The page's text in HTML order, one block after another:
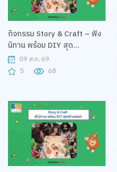
กิจกรรม Story & Craft – ฟัง
นิทาน พร้อม DIY สุด
สร้างสรรค์
09 ส.ค. 69
5
68